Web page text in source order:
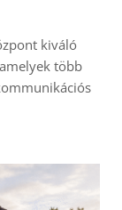
kiváló
több